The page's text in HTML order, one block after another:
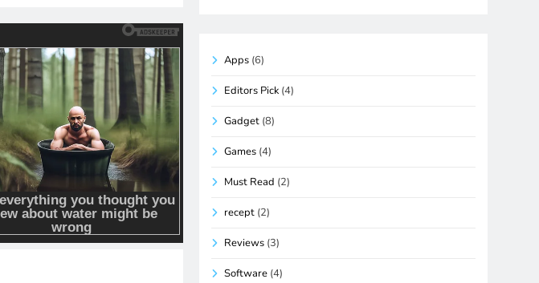
Apps (6)
Editors Pick (4)
Gadget (8)
Games (4)
Must Read (2)
recept (2)
Reviews (3)
Software (4)